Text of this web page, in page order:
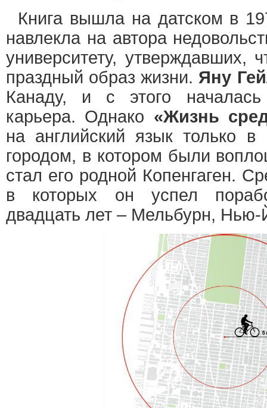
Книга вышла на датском в
навлекла на автора
университету, утверждавших,
праздный образ жизни. Яну
Канаду, и с этого
карьера. Однако «Жизнь
на английский язык только
городом, в котором были
стал его родной Копенгаген.
в которых он успел
двадцать лет – Мельбурн,